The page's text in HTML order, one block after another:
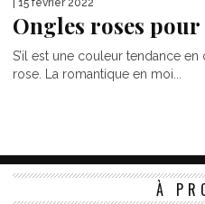
| 15 février 2022
Ongles roses
S’il est une couleur tendance
rose. La romantique en moi...
À